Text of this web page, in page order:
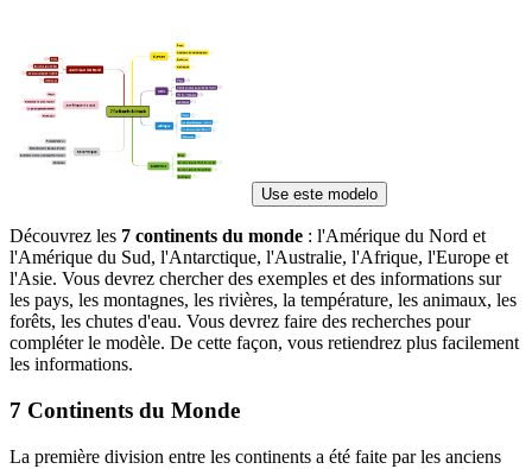
Use este modelo
Découvrez les 7 continents du monde : l'Amérique du Nord et
l'Amérique du Sud, l'Antarctique, l'Australie, l'Afrique, l'Europe et
l'Asie. Vous devrez chercher des exemples et des informations sur
les pays, les montagnes, les rivières, la température, les animaux, les
forêts, les chutes d'eau. Vous devrez faire des recherches pour
compléter le modèle. De cette façon, vous retiendrez plus facilement
les informations.
7 Continents du Monde
La première division entre les continents a été faite par les anciens